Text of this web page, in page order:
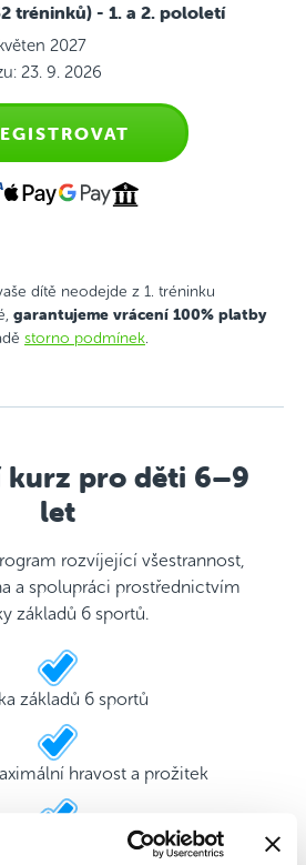
tréninků) - 1. a 2. pololetí
2027
23. 9. 2026
dítě neodejde z 1. tréninku
garantujeme vrácení 100% platby
storno podmínek.
kurz pro děti 6–9
let
rozvíjející všestrannost,
a spolupráci prostřednictvím
základů 6 sportů.
základů 6 sportů
hravost a prožitek
trenéři